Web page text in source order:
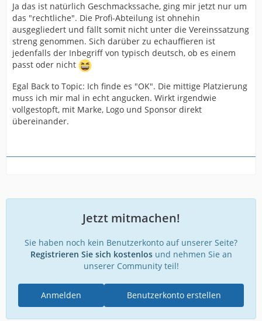
Ja das ist natürlich Geschmackssache, ging mir jetzt nur um
das "rechtliche". Die Profi-Abteilung ist ohnehin
ausgegliedert und fällt somit nicht unter die Vereinssatzung
streng genommen. Sich darüber zu echauffieren ist
jedenfalls der Inbegriff von typisch deutsch, ob es einem
passt oder nicht
Egal Back to Topic: Ich finde es "OK". Die mittige Platzierung
muss ich mir mal in echt angucken. Wirkt irgendwie
vollgestopft, mit Marke, Logo und Sponsor direkt
übereinander.
Jetzt mitmachen!
Sie haben noch kein Benutzerkonto auf unserer Seite?
Registrieren Sie sich kostenlosund nehmen Sie an
unserer Community teil!
Benutzerkonto erstellen
Anmelden